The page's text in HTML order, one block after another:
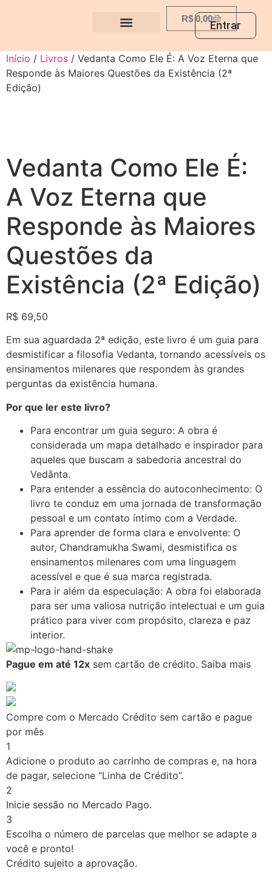
R$0,00
Entrar
Início / Livros / Vedanta Como Ele É: A Voz Eterna que
Responde às Maiores Questões da Existência (2ª
Edição)
Vedanta Como Ele É:
A Voz Eterna que
Responde às Maiores
Questões da
Existência (2ª Edição)
R$ 69,50
Em sua aguardada 2ª edição, este livro é um guia para
desmistificar a filosofia Vedanta, tornando acessíveis os
ensinamentos milenares que respondem às grandes
perguntas da existência humana.
Por que ler este livro?
Para encontrar um guia seguro: A obra é
considerada um mapa detalhado e inspirador para
aqueles que buscam a sabedoria ancestral do
Vedānta.
Para entender a essência do autoconhecimento: O
livro te conduz em uma jornada de transformação
pessoal e um contato íntimo com a Verdade.
Para aprender de forma clara e envolvente: O
autor, Chandramukha Swami, desmistifica os
ensinamentos milenares com uma linguagem
acessível e que é sua marca registrada.
Para ir além da especulação: A obra foi elaborada
para ser uma valiosa nutrição intelectual e um guia
prático para viver com propósito, clareza e paz
interior.
Pague em até 12x sem cartão de crédito. Saiba mais
Compre com o Mercado Crédito sem cartão e pague
por mês
1
Adicione o produto ao carrinho de compras e, na hora
de pagar, selecione “Linha de Crédito”.
2
Inicie sessão no Mercado Pago.
3
Escolha o número de parcelas que melhor se adapte a
você e pronto!
Crédito sujeito a aprovação.